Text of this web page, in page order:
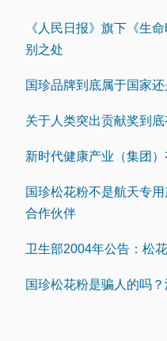
《人民日报》旗下《生
别之处
国珍品牌到底属于国家还
关于人类突出贡献奖到底
新时代健康产业（集团
国珍松花粉不是航天专
合作伙伴
卫生部2004年公告：松
国珍松花粉是骗人的吗